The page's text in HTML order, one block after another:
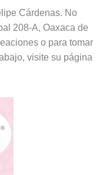
Cárdenas. No
208-A, Oaxaca de
o para tomar
visite su página